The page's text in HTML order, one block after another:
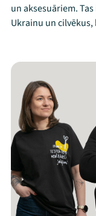
Threads
un aksesuāriem.
Ukrainu un